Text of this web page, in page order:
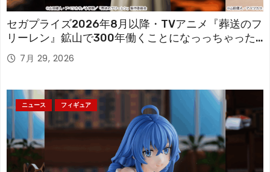
セガプライズ2026年8月以降・TVアニメ『葬送のフ
リーレン』鉱山で300年働くことになっっちゃった
「フリーレン」を立体化！
7月 29, 2026
ニュース フィギュア